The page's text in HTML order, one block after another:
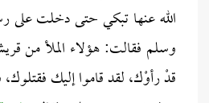
الله عنها تبكي حتى دخلت على
وسلم فقالت: هؤلاء الملأ من
قدْ رأوْك، لقد قاموا إليك